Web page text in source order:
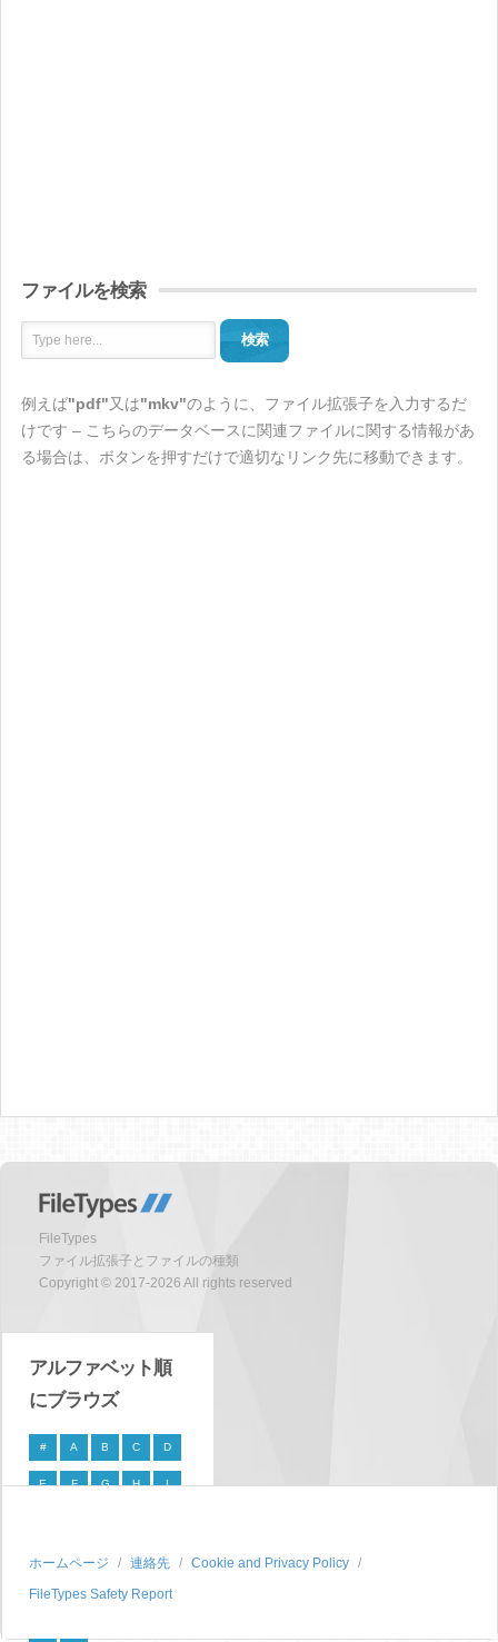
ファイルを検索
検索
例えば"pdf"又は"mkv"のように、ファイル拡張子を入力するだ
けです – こちらのデータベースに関連ファイルに関する情報があ
る場合は、ボタンを押すだけで適切なリンク先に移動できます。
FileTypes
ファイル拡張子とファイルの種類
Copyright © 2017-2026 All rights reserved
アルファベット順
にブラウズ
# A B C D
E F G H I
P Q R S
T U V W X
ホームページ 連絡先
Cookie and Privacy Policy
FileTypes Safety Report